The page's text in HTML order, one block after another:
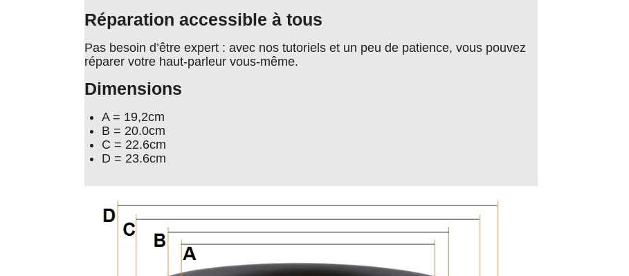
Réparation accessible à tous
Pas besoin d’être expert : avec nos tutoriels et un peu de patience, vous pouvez
réparer votre haut-parleur vous-même.
Dimensions
A = 19,2cm
B = 20.0cm
C = 22.6cm
D = 23.6cm